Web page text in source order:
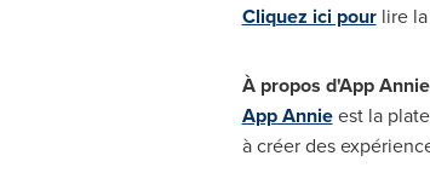
Cliquez ici pourlire la
À propos d'App Annie
App Annieest la
à créer des